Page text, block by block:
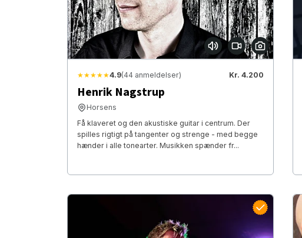
★★★★★4.9(44 anmeldelser) Kr. 4.200
Henrik Nagstrup
Horsens
Få klaveret og den akustiske guitar i centrum. Der
spilles rigtigt på tangenter og strenge - med begge
hænder i alle tonearter. Musikken spænder fr...